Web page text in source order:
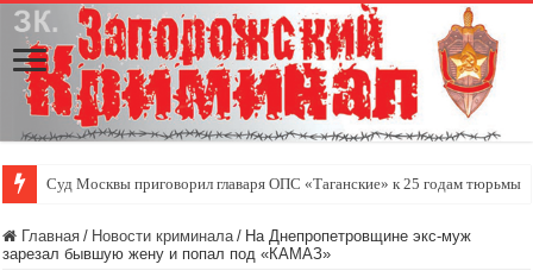
Суд Москвы приговорил главаря ОПС «Таганские» к 25 годам тюрьмы
Главная / Новости криминала / На Днепропетровщине экс-муж
зарезал бывшую жену и попал под «КАМАЗ»